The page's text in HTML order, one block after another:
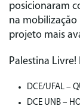
posicionaram
na
projeto mais
Palestina
DCE/UFAL –
DCE UNB –